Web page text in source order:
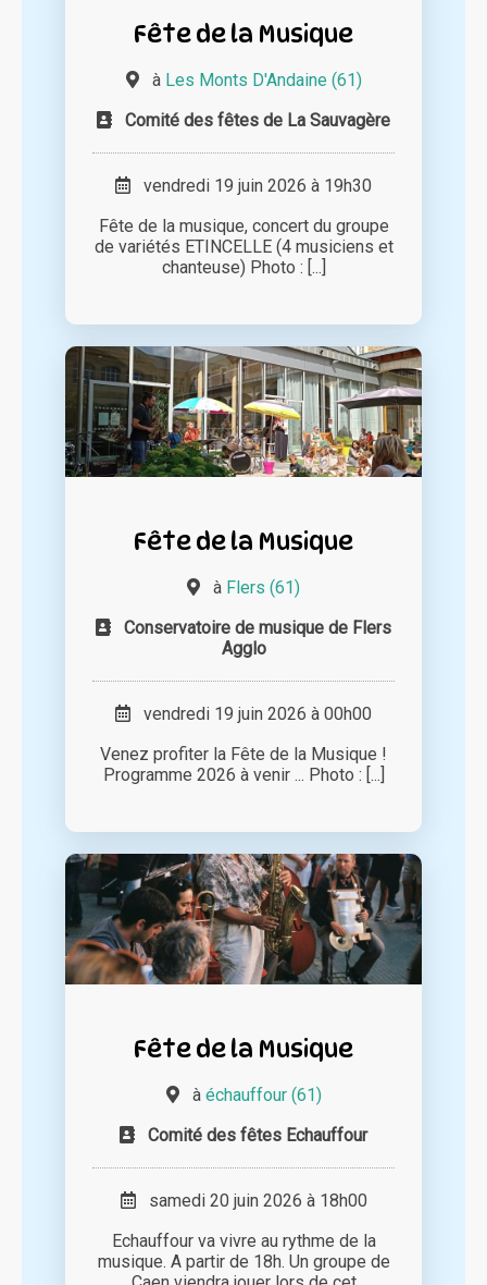
Fête de la Musique
à Les Monts D'Andaine (61)
Comité des fêtes de La Sauvagère
vendredi 19 juin 2026 à 19h30
Fête de la musique, concert du groupe
de variétés ETINCELLE (4 musiciens et
chanteuse) Photo : [...]
Fête de la Musique
à Flers (61)
Conservatoire de musique de Flers
Agglo
vendredi 19 juin 2026 à 00h00
Venez profiter la Fête de la Musique !
Programme 2026 à venir ... Photo : [...]
Fête de la Musique
à échauffour (61)
Comité des fêtes Echauffour
samedi 20 juin 2026 à 18h00
Echauffour va vivre au rythme de la
musique. A partir de 18h. Un groupe de